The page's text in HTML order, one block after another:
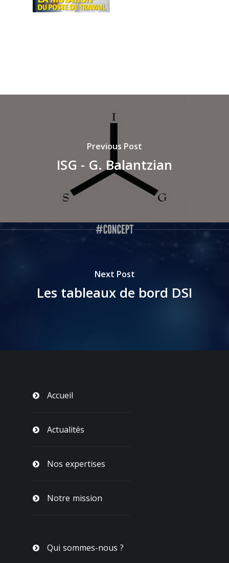
Previous Post
ISG - G. Balantzian
Next Post
Les tableaux de bord DSI
Accueil
Actualités
Nos expertises
Notre mission
Qui sommes-nous ?